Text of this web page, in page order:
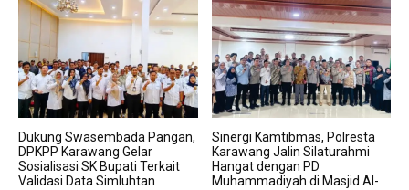
Dukung Swasembada Pangan,
DPKPP Karawang Gelar
Sosialisasi SK Bupati Terkait
Validasi Data Simluhtan
Sinergi Kamtibmas, Polresta
Karawang Jalin Silaturahmi
Hangat dengan PD
Muhammadiyah di Masjid Al-